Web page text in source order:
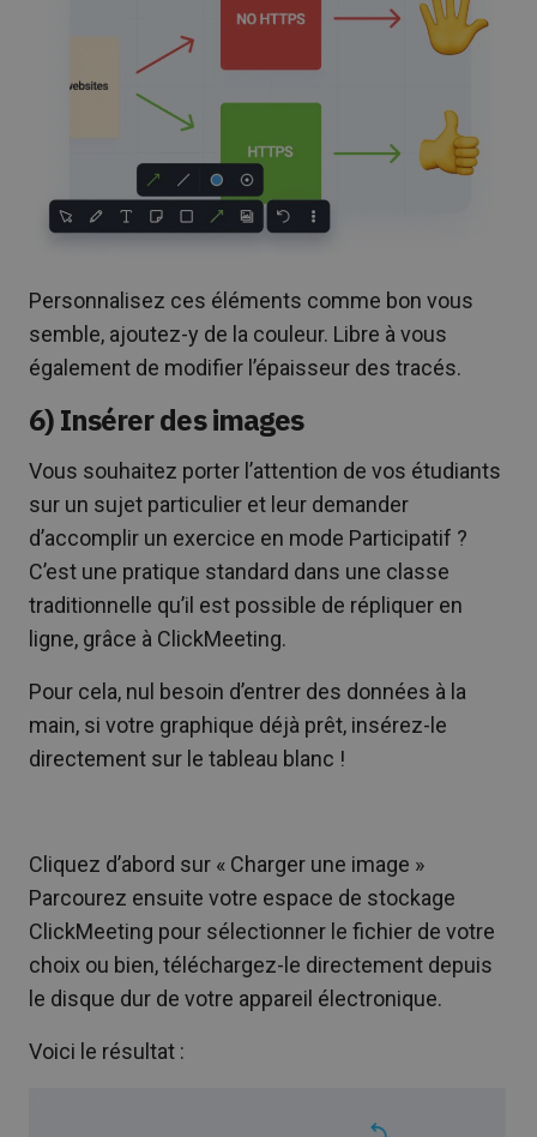
Personnalisez ces éléments comme bon vous
semble, ajoutez-y de la couleur. Libre à vous
également de modifier l’épaisseur des tracés.
6) Insérer des images
Vous souhaitez porter l’attention de vos étudiants
sur un sujet particulier et leur demander
d’accomplir un exercice en mode Participatif ?
C’est une pratique standard dans une classe
traditionnelle qu’il est possible de répliquer en
ligne, grâce à ClickMeeting.
Pour cela, nul besoin d’entrer des données à la
main, si votre graphique déjà prêt, insérez-le
directement sur le tableau blanc !
Cliquez d’abord sur « Charger une image »
Parcourez ensuite votre espace de stockage
ClickMeeting pour sélectionner le fichier de votre
choix ou bien, téléchargez-le directement depuis
le disque dur de votre appareil électronique.
Voici le résultat :